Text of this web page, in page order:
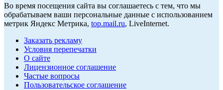
Во время посещения сайта вы соглашаетесь с тем, что мы
обрабатываем ваши персональные данные с использованием
метрик Яндекс Метрика, top.mail.ru, LiveInternet.
Заказать рекламу
Условия перепечатки
О сайте
Лицензионное соглашение
Частые вопросы
Пользовательское соглашение